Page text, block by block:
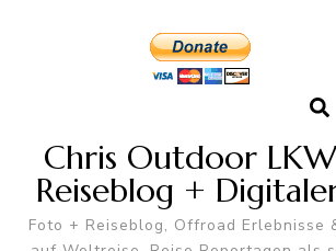
Chris Outdoor
Reiseblog +
Foto + Reiseblog, Offroad Erlebnisse